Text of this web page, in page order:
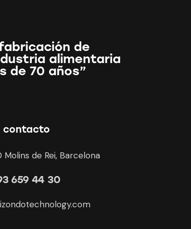
de
alimentaria
de 70 años”
contacto
de Rei, Barcelona
659 44 30